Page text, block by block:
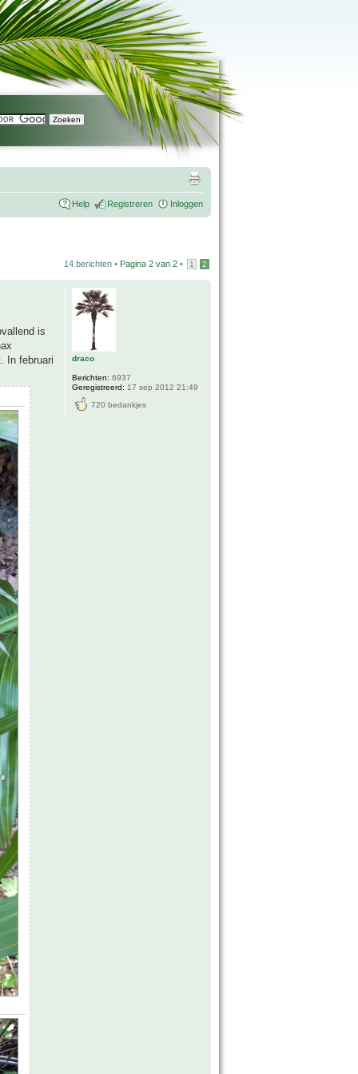
Help Registreren Inloggen
14 berichten • Pagina 2 van 2 • 1 2
is
In februari
draco
Berichten: 6937
Geregistreerd: 17 sep 2012 21:49
720 bedankjes